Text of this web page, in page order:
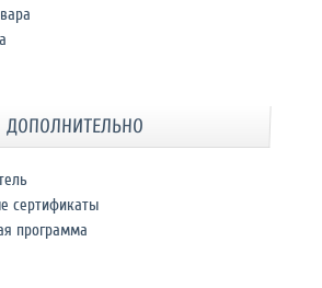
ДОПОЛНИТЕЛЬНО
сертификаты
программа